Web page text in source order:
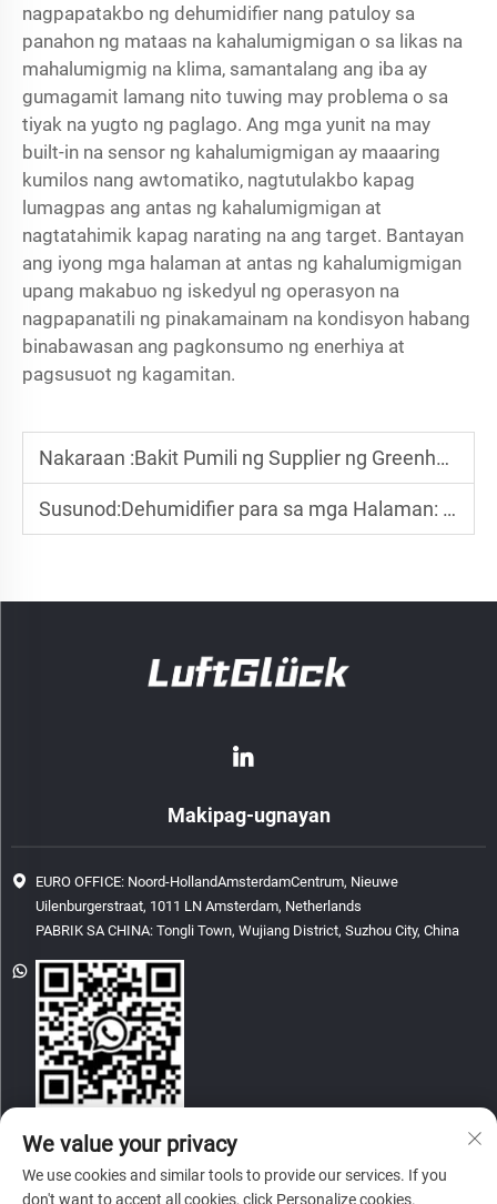
nagpapatakbo ng dehumidifier nang patuloy sa
panahon ng mataas na kahalumigmigan o sa likas na
mahalumigmig na klima, samantalang ang iba ay
gumagamit lamang nito tuwing may problema o sa
tiyak na yugto ng paglago. Ang mga yunit na may
built-in na sensor ng kahalumigmigan ay maaaring
kumilos nang awtomatiko, nagtutulakbo kapag
lumagpas ang antas ng kahalumigmigan at
nagtatahimik kapag narating na ang target. Bantayan
ang iyong mga halaman at antas ng kahalumigmigan
upang makabuo ng iskedyul ng operasyon na
nagpapanatili ng pinakamainam na kondisyon habang
binabawasan ang pagkonsumo ng enerhiya at
pagsusuot ng kagamitan.
Nakaraan :Bakit Pumili ng Supplier ng Greenhouse Dehumidifier sa Tsina?
Susunod:Dehumidifier para sa mga Halaman: Paano Panatilihing Optimal ang Antas ng Kahalumigmigan?
Makipag-ugnayan
EURO OFFICE: Noord-HollandAmsterdamCentrum, Nieuwe
Uilenburgerstraat, 1011 LN Amsterdam, Netherlands
PABRIK SA CHINA: Tongli Town, Wujiang District, Suzhou City, China
[email protected]
We value your privacy
We use cookies and similar tools to provide our services. If you
don't want to accept all cookies, click Personalize cookies.